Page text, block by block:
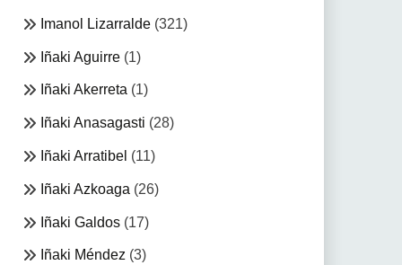
Imanol Lizarralde(321)
Iñaki Aguirre(1)
Iñaki Akerreta(1)
Iñaki Anasagasti (28)
Iñaki Arratibel (11)
Iñaki Azkoaga (26)
Iñaki Galdos(17)
Iñaki Méndez(3)